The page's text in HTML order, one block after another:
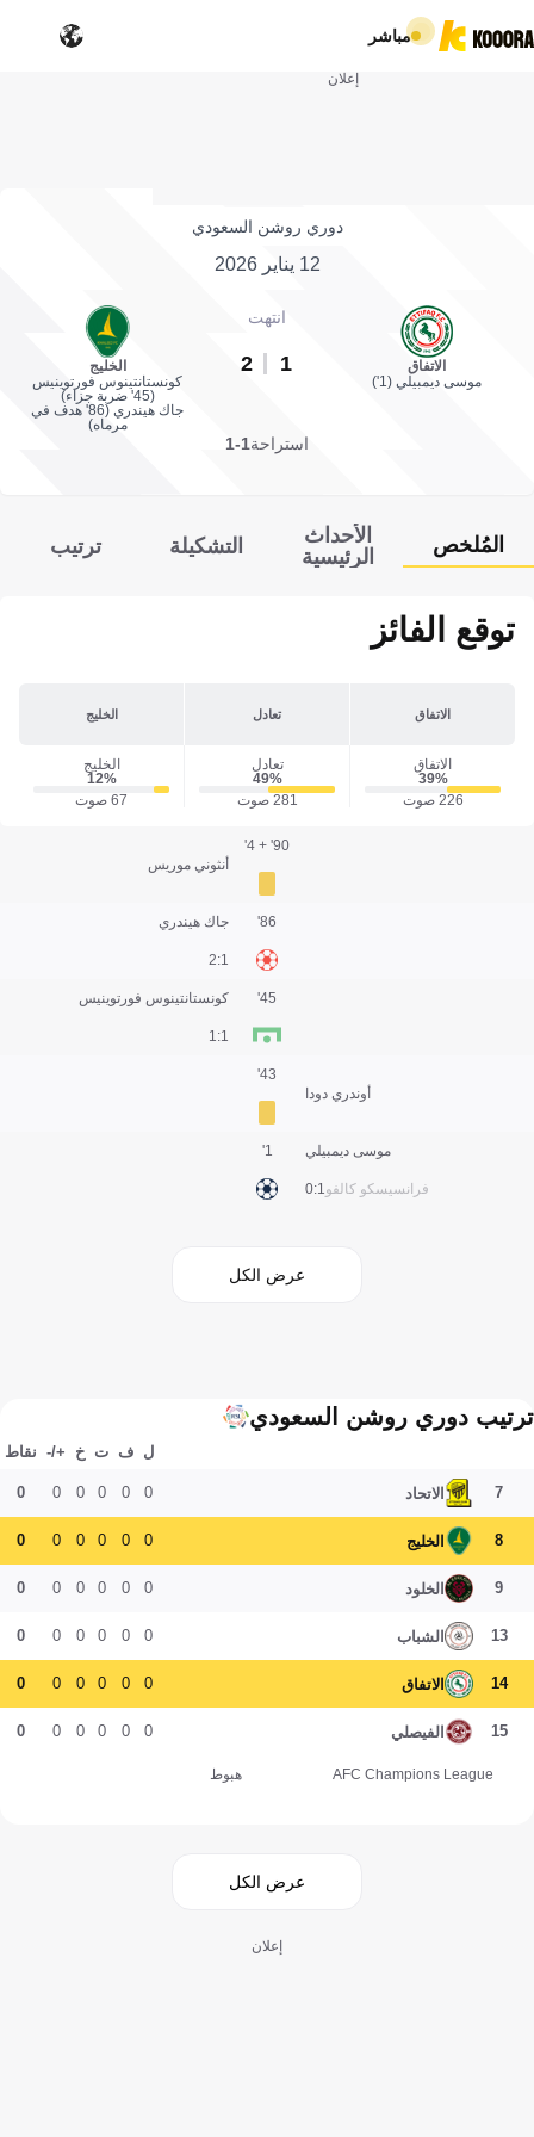
مباشر
إعلان
دوري روشن السعودي
12 يناير 2026
الاتفاق
موسى ديمبيلي (1')
انتهت
1
2
الخليج
كونستانتينوس فورتوينيس
(45' ضربة جزاء)
جاك هيندري (86' هدف في
مرماه)
استراحة1-1
المُلخص
الأحداث
الرئيسية
التشكيلة ترتيب
توقع الفائز
الاتفاق تعادل الخليج
الاتفاق
39‎%‎
226 صوت
تعادل
49‎%‎
281 صوت
الخليج
12‎%‎
67 صوت
أنثوني موريس
90' + 4'
جاك هيندري
1:2
86'
كونستانتينوس فورتوينيس
1:1
45'
أوندري دودا
43'
موسى ديمبيلي
فرانسيسكو كالفو1:0
1'
عرض الكل
ترتيب دوري روشن السعودي
ل ف ت خ +/- نقاط
7 الاتحاد 0
0
0
0
0
0
8 الخليج 0
0
0
0
0
0
9 الخلود 0
0
0
0
0
0
13 الشباب 0
0
0
0
0
0
14 الاتفاق 0
0
0
0
0
0
15 الفيصلي 0
0
0
0
0
0
AFC Champions League هبوط
عرض الكل
إعلان